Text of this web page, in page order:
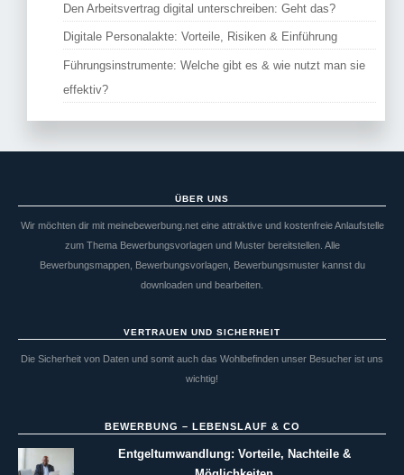
Den Arbeitsvertrag digital unterschreiben: Geht das?
Digitale Personalakte: Vorteile, Risiken & Einführung
Führungsinstrumente: Welche gibt es & wie nutzt man sie
effektiv?
ÜBER UNS
Wir möchten dir mit meinebewerbung.net eine attraktive und kostenfreie Anlaufstelle
zum Thema Bewerbungsvorlagen und Muster bereitstellen. Alle
Bewerbungsmappen, Bewerbungsvorlagen, Bewerbungsmuster kannst du
downloaden und bearbeiten.
VERTRAUEN UND SICHERHEIT
Die Sicherheit von Daten und somit auch das Wohlbefinden unser Besucher ist uns
wichtig!
BEWERBUNG – LEBENSLAUF & CO
Entgeltumwandlung: Vorteile, Nachteile &